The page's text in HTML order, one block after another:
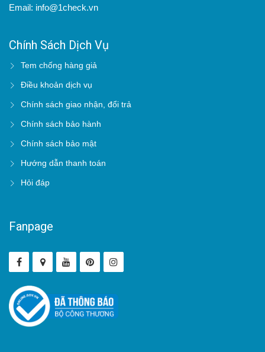
Email: info@1check.vn
Chính Sách Dịch Vụ
Tem chống hàng giả
Điều khoản dịch vụ
Chính sách giao nhận, đổi trả
Chính sách bảo hành
Chính sách bảo mật
Hướng dẫn thanh toán
Hỏi đáp
Fanpage